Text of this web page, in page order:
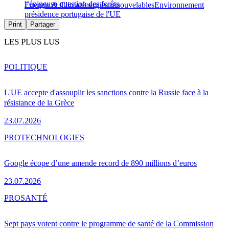
l’épineuse question des forêts
Energie & Climaténergies renouvelablesEnvironnement
présidence portugaise de l'UE
Print Partager
LES PLUS LUS
L'UE accepte d'assouplir les sanctions contre la Russie face à la
résistance de la Grèce
23.07.2026
POLITIQUE
Google écope d’une amende record de 890 millions d’euros
23.07.2026
PROTECHNOLOGIES
Sept pays votent contre le programme de santé de la Commission
PROSANTÉ